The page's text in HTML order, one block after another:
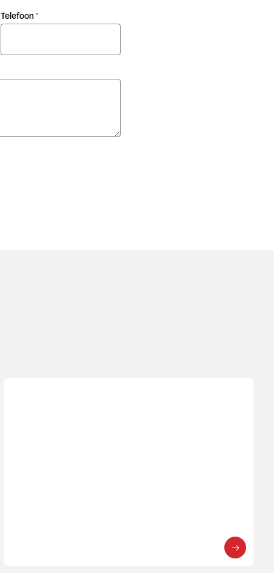
Telefoon *